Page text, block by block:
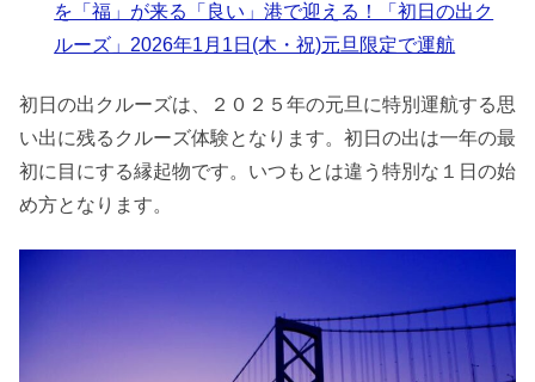
を「福」が来る「良い」港で迎える！「初日の出ク
ルーズ」2026年1月1日(木・祝)元旦限定で運航
初日の出クルーズは、２０２５年の元旦に特別運航する思
い出に残るクルーズ体験となります。初日の出は一年の最
初に目にする縁起物です。いつもとは違う特別な１日の始
め方となります。